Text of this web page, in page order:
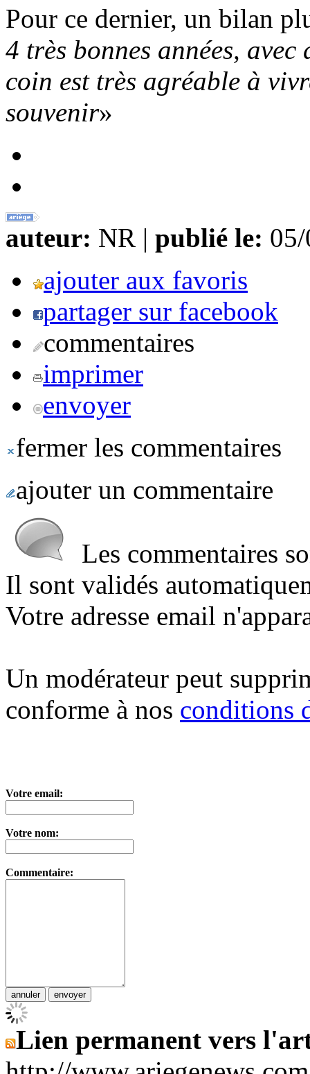
Pour ce dernier, un bilan
4 très bonnes années, avec
coin est très agréable à
souvenir»
auteur: NR | publié le:
ajouter aux favoris
partager sur facebook
commentaires
imprimer
envoyer
fermer les commentaires
ajouter un commentaire
Les commentaires
Il sont validés
Votre adresse email
Un modérateur peut
conforme à nos conditions
Votre email:
Votre nom:
Commentaire:
Lien permanent vers